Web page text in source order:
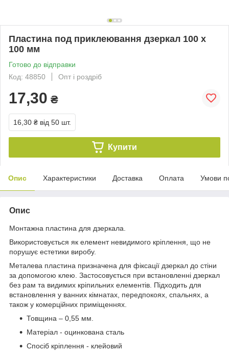
Пластина под приклеювання дзеркал 100 х
100 мм
Готово до відправки
Код: 48850
Опт і роздріб
17,30 ₴
16,30 ₴ від 50 шт.
Купити
Опис Характеристики Доставка Оплата Умови
Опис
Монтажна пластина для дзеркала.
Використовується як елемент невидимого кріплення, що не
порушує естетики виробу.
Металева пластина призначена для фіксації дзеркал до стіни
за допомогою клею. Застосовується при встановленні дзеркал
без рам та видимих ​​кріпильних елементів. Підходить для
встановлення у ванних кімнатах, передпокоях, спальнях, а
також у комерційних приміщеннях.
Товщина – 0,55 мм.
Матеріал - оцинкована сталь
Спосіб кріплення - клейовий